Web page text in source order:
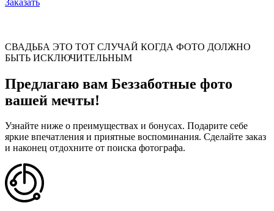
СВАДЬБА ЭТО ТОТ СЛУЧАЙ КОГДА ФОТО ДОЛЖНО
БЫТЬ ИСКЛЮЧИТЕЛЬНЫМ
Предлагаю вам Беззаботные фото
вашей мечты!
Узнайте ниже о преимуществах и бонусах. Подарите себе
яркие впечатления и приятные воспоминания. Сделайте заказ
и наконец отдохните от поиска фотографа.